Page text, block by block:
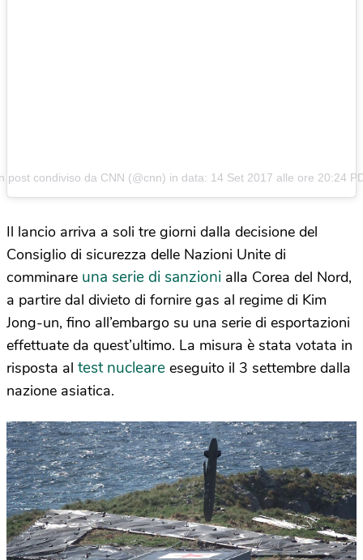
post condiviso da CNN (@cnn) in data: 14 Set 2017 alle ore 20:24
Il lancio arriva a soli tre giorni dalla decisione del
Consiglio di sicurezza delle Nazioni Unite di
comminare una serie di sanzioni alla Corea del Nord,
a partire dal divieto di fornire gas al regime di Kim
Jong-un, fino all’embargo su una serie di esportazioni
effettuate da quest’ultimo. La misura è stata votata in
risposta al test nucleare eseguito il 3 settembre dalla
nazione asiatica.